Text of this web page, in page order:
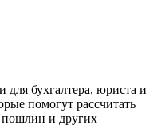
бухгалтера, юриста и
помогут рассчитать
и других